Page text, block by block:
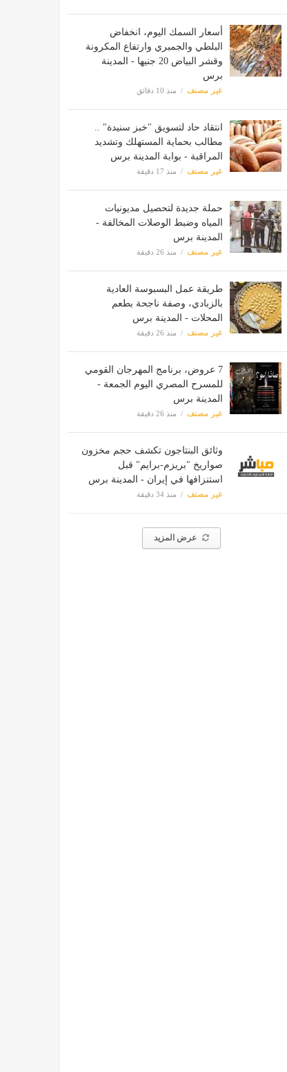
أسعار السمك اليوم، انخفاض
البلطي والجمبري وارتفاع المكرونة
وقشر البياض 20 جنيها - المدينة
برس
غير مصنف منذ 10 دقائق
انتقاد حاد لتسويق "خبز سنيدة" ..
مطالب بحماية المستهلك وتشديد
المراقبة - بوابة المدينة برس
غير مصنف منذ 17 دقيقة
حملة جديدة لتحصيل مديونيات
المياه وضبط الوصلات المخالفة -
المدينة برس
غير مصنف منذ 26 دقيقة
طريقة عمل البسبوسة العادية
بالزبادي، وصفة ناجحة بطعم
المحلات - المدينة برس
غير مصنف منذ 26 دقيقة
7 عروض، برنامج المهرجان القومي
للمسرح المصري اليوم الجمعة -
المدينة برس
غير مصنف منذ 26 دقيقة
وثائق البنتاجون تكشف حجم مخزون
صواريخ "بريزم-برايم" قبل
استنزافها في إيران - المدينة برس
غير مصنف منذ 34 دقيقة
عرض المزيد